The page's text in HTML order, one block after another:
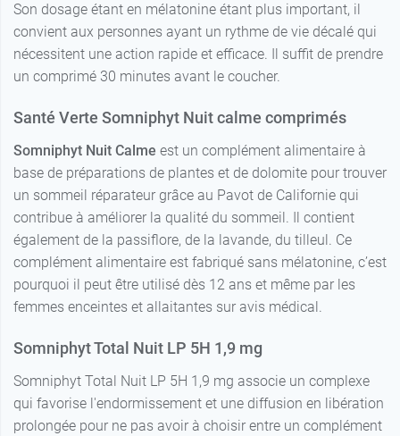
Son dosage étant en mélatonine étant plus important, il
convient aux personnes ayant un rythme de vie décalé qui
nécessitent une action rapide et efficace. Il suffit de prendre
un comprimé 30 minutes avant le coucher.
Santé Verte Somniphyt Nuit calme comprimés
Somniphyt Nuit Calme est un complément alimentaire à
base de préparations de plantes et de dolomite pour trouver
un sommeil réparateur grâce au Pavot de Californie qui
contribue à améliorer la qualité du sommeil. Il contient
également de la passiflore, de la lavande, du tilleul. Ce
complément alimentaire est fabriqué sans mélatonine, c’est
pourquoi il peut être utilisé dès 12 ans et même par les
femmes enceintes et allaitantes sur avis médical.
Somniphyt Total Nuit LP 5H 1,9 mg
Somniphyt Total Nuit LP 5H 1,9 mg associe un complexe
qui favorise l'endormissement et une diffusion en libération
prolongée pour ne pas avoir à choisir entre un complément